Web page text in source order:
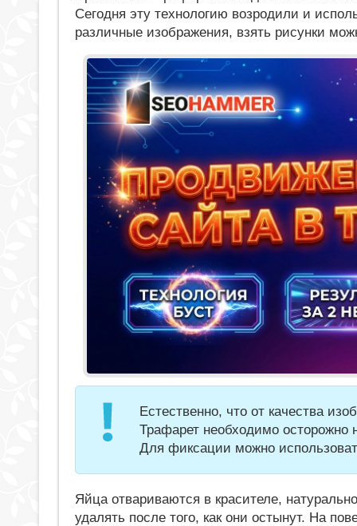
Сегодня эту технологию возродили и
различные изображения, взять рисунки
Естественно, что от качества
Трафарет необходимо осторожно
Для фиксации можно
Яйца отвариваются в красителе,
удалять после того, как они остынут. На